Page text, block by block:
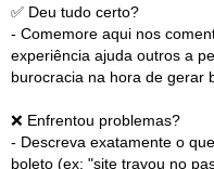
✅ Deu tudo certo?
- Comemore aqui nos
experiência ajuda outros a
burocracia na hora de gerar
❌ Enfrentou problemas?
- Descreva exatamente o
boleto (ex: "site travou no